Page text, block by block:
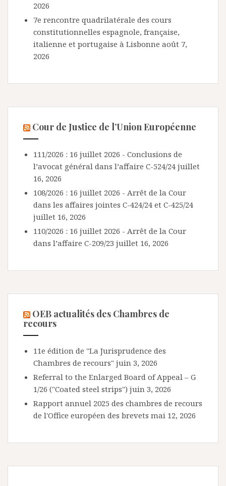
2026
7e rencontre quadrilatérale des cours
constitutionnelles espagnole, française,
italienne et portugaise à Lisbonne août 7,
2026
Cour de Justice de l’Union Européenne
111/2026 : 16 juillet 2026 - Conclusions de
l’avocat général dans l’affaire C-524/24 juillet
16, 2026
108/2026 : 16 juillet 2026 - Arrêt de la Cour
dans les affaires jointes C-424/24 et C-425/24
juillet 16, 2026
110/2026 : 16 juillet 2026 - Arrêt de la Cour
dans l’affaire C-209/23 juillet 16, 2026
OEB actualités des Chambres de
recours
11e édition de "La Jurisprudence des
Chambres de recours" juin 3, 2026
Referral to the Enlarged Board of Appeal – G
1/26 ("Coated steel strips") juin 3, 2026
Rapport annuel 2025 des chambres de recours
de l'Office européen des brevets mai 12, 2026